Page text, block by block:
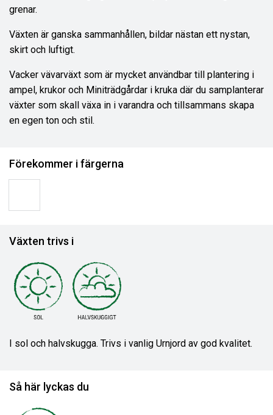
grenar.
Växten är ganska sammanhållen, bildar nästan ett nystan,
skirt och luftigt.
Vacker vävarväxt som är mycket användbar till plantering i
ampel, krukor och Miniträdgårdar i kruka där du samplanterar
växter som skall växa in i varandra och tillsammans skapa
en egen ton och stil.
Förekommer i färgerna
Växten trivs i
I sol och halvskugga. Trivs i vanlig Urnjord av god kvalitet.
Så här lyckas du